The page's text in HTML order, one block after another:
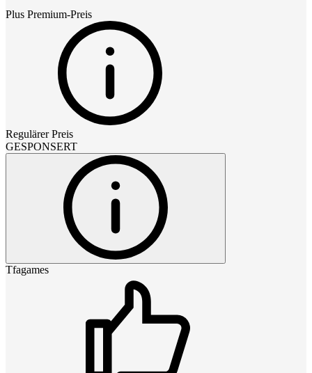
Plus Premium-Preis
Regulärer Preis
GESPONSERT
Tfagames